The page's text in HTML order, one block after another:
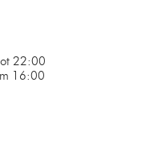
22:00
16:00